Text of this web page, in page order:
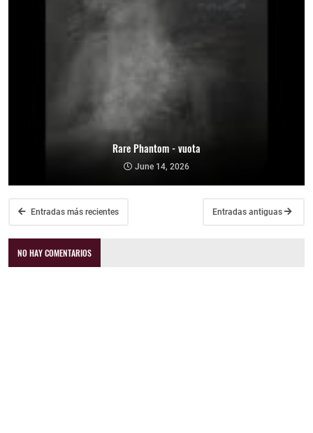
Rare Phantom - vuota
June 14, 2026
Entradas más recientes Entradas antiguas
NO HAY COMENTARIOS